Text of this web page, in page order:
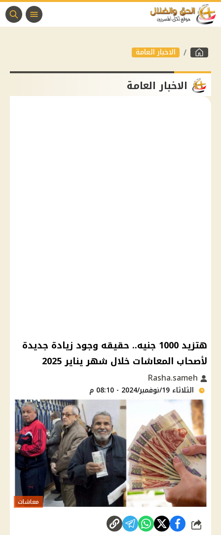
الاخبار العامة
الاخبار العامة
هتزيد 1000 جنيه.. حقيقه وجود زيادة جديدة
لأصحاب المعاشات خلال شهر يناير 2025
الثلاثاء 19/نوفمبر/2024 - 08:10 م
معاشات
شارك